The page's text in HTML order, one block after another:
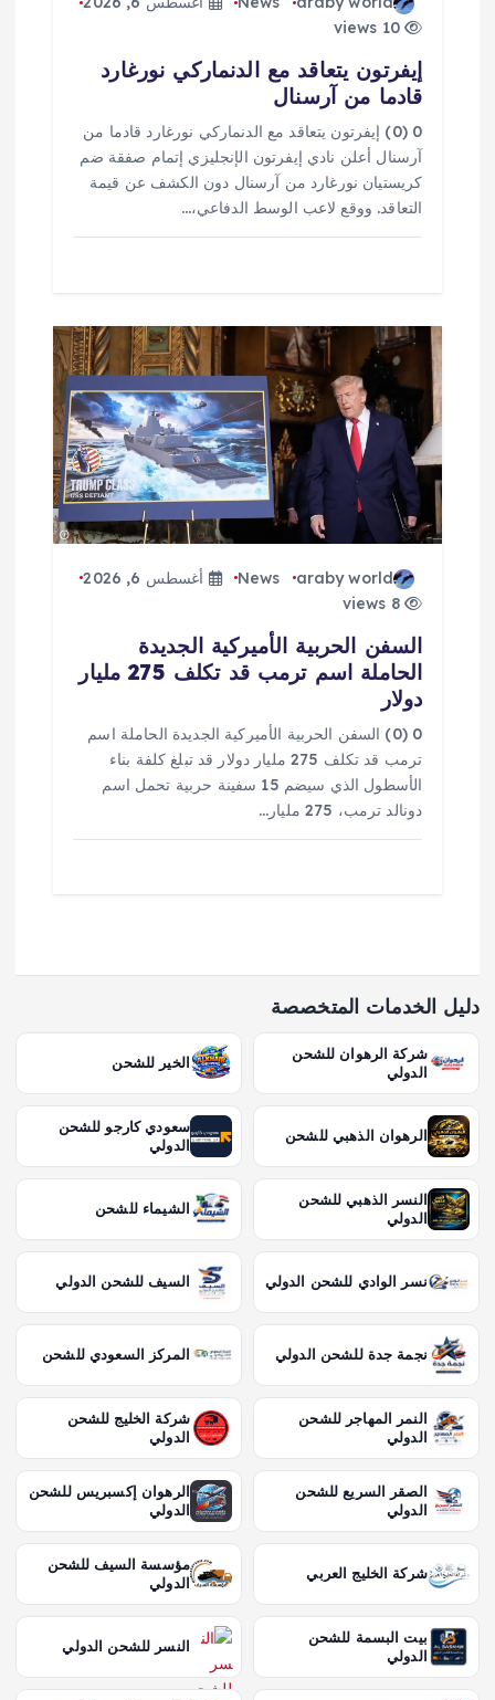
10 views
إيفرتون يتعاقد مع الدنماركي نورغارد
قادما من آرسنال
0 (0) إيفرتون يتعاقد مع الدنماركي نورغارد قادما من
آرسنال أعلن نادي إيفرتون الإنجليزي إتمام صفقة ضم
كريستيان نورغارد من آرسنال دون الكشف عن قيمة
التعاقد. ووقع لاعب الوسط الدفاعي،…
araby world
News
أغسطس 6, 2026
8 views
السفن الحربية الأميركية الجديدة
الحاملة اسم ترمب قد تكلف 275 مليار
دولار
0 (0) السفن الحربية الأميركية الجديدة الحاملة اسم
ترمب قد تكلف 275 مليار دولار قد تبلغ كلفة بناء
الأسطول الذي سيضم 15 سفينة حربية تحمل اسم
دونالد ترمب، 275 مليار…
دليل الخدمات المتخصصة
شركة الرهوان للشحن
الدولي
الخير للشحن
الرهوان الذهبي للشحن
سعودي كارجو للشحن
الدولي
النسر الذهبي للشحن
الدولي
الشيماء للشحن
نسر الوادي للشحن الدولي السيف للشحن الدولي
نجمة جدة للشحن الدولي المركز السعودي للشحن
النمر المهاجر للشحن
الدولي
شركة الخليج للشحن
الدولي
الصقر السريع للشحن
الدولي
الرهوان إكسبريس للشحن
الدولي
شركة الخليج العربي
مؤسسة السيف للشحن
الدولي
بيت البسمة للشحن
الدولي
النسر للشحن الدولي